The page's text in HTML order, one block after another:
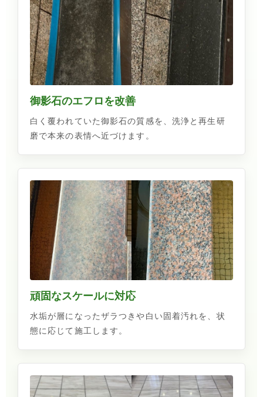
御影石のエフロを改善
白く覆われていた御影石の質感を、洗浄と再生研
磨で本来の表情へ近づけます。
頑固なスケールに対応
水垢が層になったザラつきや白い固着汚れを、状
態に応じて施工します。